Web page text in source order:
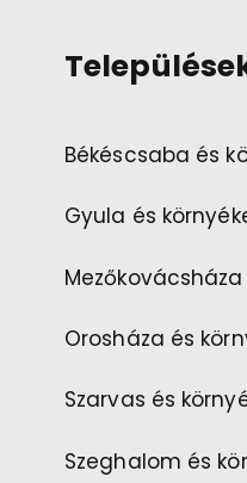
Békéscsaba és
Gyula és
Orosháza és
Szarvas és
Szeghalom és